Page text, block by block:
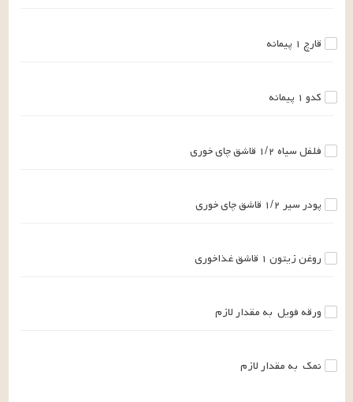
قارچ ۱ پیمانه
کدو ۱ پیمانه
فلفل سیاه ۱/۲ قاشق چای خوری
پودر سیر ۱/۲ قاشق چای خوری
روغن زیتون ۱ قاشق غذاخوری
ورقه فویل به مقدار لازم
نمک به مقدار لازم